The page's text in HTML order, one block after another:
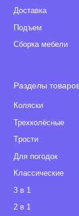
Доставка
Подъем
Сборка мебели
Разделы
Коляски
Трехколёсные
Tрости
Для погодок
Классические
3 в 1
2 в 1